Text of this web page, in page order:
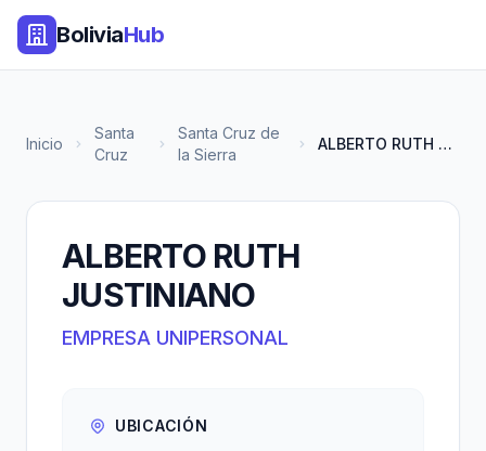
BoliviaHub
Inicio
Santa
Cruz
Santa Cruz de
la Sierra
ALBERTO RUTH JUSTINIANO
ALBERTO RUTH
JUSTINIANO
EMPRESA UNIPERSONAL
UBICACIÓN